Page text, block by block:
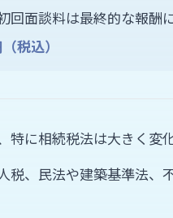
面談料は最終的な報酬
税込）
に相続税法は大きく変
税、民法や建築基準法、